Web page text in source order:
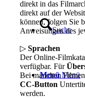
Suche
Menü Menü
direkt in das
direkt auf der
können, folgen Sie
Anweisungen des
▷Sprachen
Der Online-
verfügbar. Für
Bei manchen
CC-Button
werden.